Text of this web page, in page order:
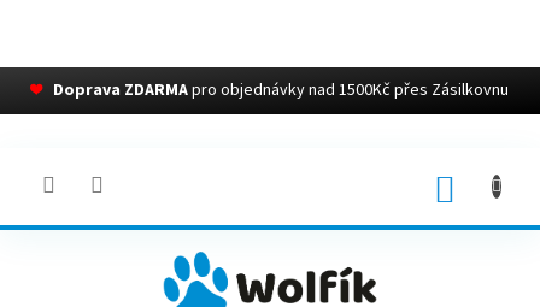
❤ Doprava ZDARMApro objednávky nad 1500Kč přes Zásilkovnu